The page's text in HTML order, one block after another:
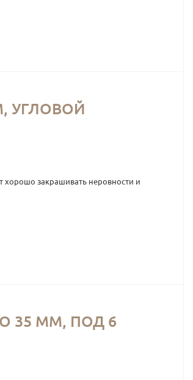
УГЛОВОЙ
хорошо закрашивать неровности и
35 ММ, ПОД 6